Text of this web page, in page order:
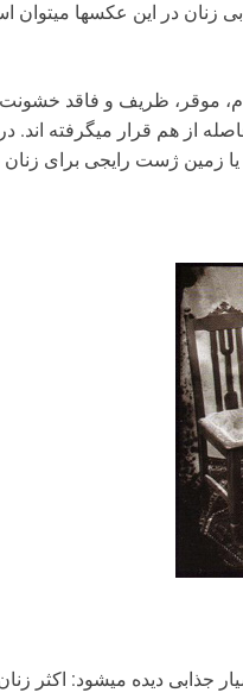
موقر، ظریف و فاقد
از هم قرار می­گرفته­
زمین ژست رایجی برای زنان
جذابی دیده می­شود: اکثر